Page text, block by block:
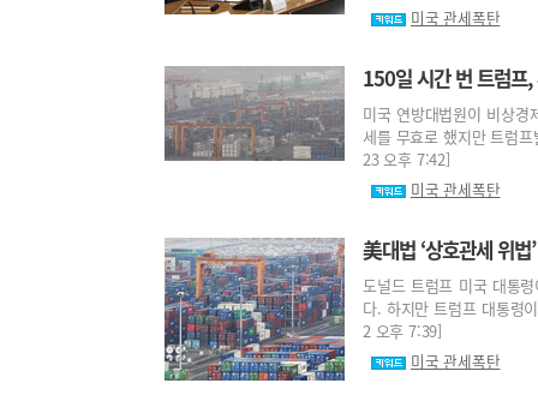
미국 관세폭탄
150일 시간 번 트럼프
미국 연방대법원이 비상
세를 무효로 했지만 트럼
23 오후 7:42]
미국 관세폭탄
美대법 ‘상호관세 위
도널드 트럼프 미국 대통
다. 하지만 트럼프 대통령
2 오후 7:39]
미국 관세폭탄